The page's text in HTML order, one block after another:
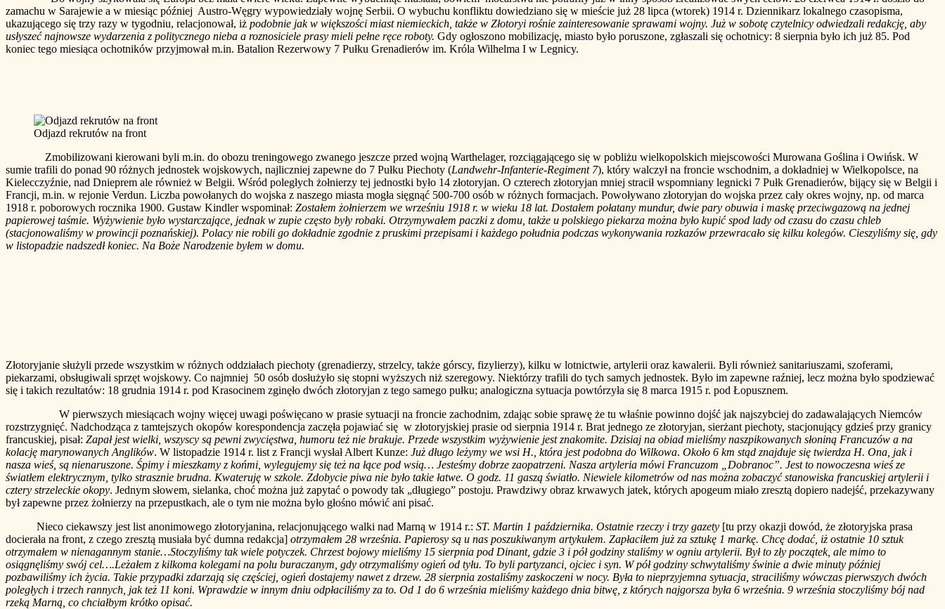
zamachu w Sarajewie a w miesiąc później Austro-Węgry wypowiedziały wojnę Serbii. O wybuchu konfliktu dowiedziano się w mieście już 28 lipca (wtorek) 1914 r. Dziennikarz lokalnego czasopisma,
ukazującego się trzy razy w tygodniu, relacjonował, iż podobnie jak w większości miast niemieckich, także w Złotoryi rośnie zainteresowanie sprawami wojny. Już w sobotę czytelnicy odwiedzali redakcję, aby
usłyszeć najnowsze wydarzenia z politycznego nieba a roznosiciele prasy mieli pełne ręce roboty. Gdy ogłoszono mobilizację, miasto było poruszone, zgłaszali się ochotnicy: 8 sierpnia było ich już 85. Pod
koniec tego miesiąca ochotników przyjmował m.in. Batalion Rezerwowy 7 Pułku Grenadierów im. Króla Wilhelma I w Legnicy.
Odjazd rekrutów na front
Zmobilizowani kierowani byli m.in. do obozu treningowego zwanego jeszcze przed wojną Warthelager, rozciągającego się w pobliżu wielkopolskich miejscowości Murowana Goślina i Owińsk. W
sumie trafili do ponad 90 różnych jednostek wojskowych, najliczniej zapewne do 7 Pułku Piechoty (Landwehr-Infanterie-Regiment 7), który walczył na froncie wschodnim, a dokładniej w Wielkopolsce, na
Kielecczyźnie, nad Dnieprem ale również w Belgii. Wśród poległych żołnierzy tej jednostki było 14 złotoryjan. O czterech złotoryjan mniej stracił wspomniany legnicki 7 Pułk Grenadierów, bijący się w Belgii i
Francji, m.in. w rejonie Verdun. Liczba powołanych do wojska z naszego miasta mogła sięgnąć 500-700 osób w różnych formacjach. Powoływano złotoryjan do wojska przez cały okres wojny, np. od marca
1918 r. poborowych rocznika 1900. Gustaw Kindler wspominał: Zostałem żołnierzem we wrześniu 1918 r. w wieku 18 lat. Dostałem połatany mundur, dwie pary obuwia i maskę przeciwgazową na jednej
papierowej taśmie. Wyżywienie było wystarczające, jednak w zupie często były robaki. Otrzymywałem paczki z domu, także u polskiego piekarza można było kupić spod lady od czasu do czasu chleb
(stacjonowaliśmy w prowincji poznańskiej). Polacy nie robili go dokładnie zgodnie z pruskimi przepisami i każdego południa podczas wykonywania rozkazów przewracało się kilku kolegów. Cieszyliśmy się, gdy
w listopadzie nadszedł koniec. Na Boże Narodzenie byłem w domu.
Złotoryjanie służyli przede wszystkim w różnych oddziałach piechoty (grenadierzy, strzelcy, także górscy, fizylierzy), kilku w lotnictwie, artylerii oraz kawalerii. Byli również sanitariuszami, szoferami,
piekarzami, obsługiwali sprzęt wojskowy. Co najmniej 50 osób dosłużyło się stopni wyższych niż szeregowy. Niektórzy trafili do tych samych jednostek. Było im zapewne raźniej, lecz można było spodziewać
się i takich rezultatów: 18 grudnia 1914 r. pod Krasocinem zginęło dwóch złotoryjan z tego samego pułku; analogiczna sytuacja powtórzyła się 8 marca 1915 r. pod Łopusznem.
W pierwszych miesiącach wojny więcej uwagi poświęcano w prasie sytuacji na froncie zachodnim, zdając sobie sprawę że tu właśnie powinno dojść jak najszybciej do zadawalających Niemców
rozstrzygnięć. Nadchodząca z tamtejszych okopów korespondencja zaczęła pojawiać się w złotoryjskiej prasie od sierpnia 1914 r. Brat jednego ze złotoryjan, sierżant piechoty, stacjonujący gdzieś przy granicy
francuskiej, pisał: Zapał jest wielki, wszyscy są pewni zwycięstwa, humoru też nie brakuje. Przede wszystkim wyżywienie jest znakomite. Dzisiaj na obiad mieliśmy naszpikowanych słoniną Francuzów a na
kolację marynowanych Anglików. W listopadzie 1914 r. list z Francji wysłał Albert Kunze: Już długo leżymy we wsi H., która jest podobna do Wilkowa. Około 6 km stąd znajduje się twierdza H. Ona, jak i
nasza wieś, są nienaruszone. Śpimy i mieszkamy z końmi, wylegujemy się też na łące pod wsią… Jesteśmy dobrze zaopatrzeni. Nasza artyleria mówi Francuzom „Dobranoc”. Jest to nowoczesna wieś ze
światłem elektrycznym, tylko strasznie brudna. Kwateruję w szkole. Zdobycie piwa nie było takie łatwe. O godz. 11 gaszą światło. Niewiele kilometrów od nas można zobaczyć stanowiska francuskiej artylerii i
cztery strzeleckie okopy. Jednym słowem, sielanka, choć można już zapytać o powody tak „długiego” postoju. Prawdziwy obraz krwawych jatek, których apogeum miało zresztą dopiero nadejść, przekazywany
był zapewne przez żołnierzy na przepustkach, ale o tym nie można było głośno mówić ani pisać.
Nieco ciekawszy jest list anonimowego złotoryjanina, relacjonującego walki nad Marną w 1914 r.: ST. Martin 1 października. Ostatnie rzeczy i trzy gazety [tu przy okazji dowód, że złotoryjska prasa
docierała na front, z czego zresztą musiała być dumna redakcja] otrzymałem 28 września. Papierosy są u nas poszukiwanym artykułem. Zapłaciłem już za sztukę 1 markę. Chcę dodać, iż ostatnie 10 sztuk
otrzymałem w nienagannym stanie…Stoczyliśmy tak wiele potyczek. Chrzest bojowy mieliśmy 15 sierpnia pod Dinant, gdzie 3 i pół godziny staliśmy w ogniu artylerii. Był to zły początek, ale mimo to
osiągnęliśmy swój cel….Leżałem z kilkoma kolegami na polu buraczanym, gdy otrzymaliśmy ogień od tyłu. To byli partyzanci, ojciec i syn. W pół godziny schwytaliśmy świnie a dwie minuty później
pozbawiliśmy ich życia. Takie przypadki zdarzają się częściej, ogień dostajemy nawet z drzew. 28 sierpnia zostaliśmy zaskoczeni w nocy. Była to nieprzyjemna sytuacja, straciliśmy wówczas pierwszych dwóch
poległych i trzech rannych, jak też 11 koni. Wprawdzie w innym dniu odpłaciliśmy za to. Od 1 do 6 września mieliśmy każdego dnia bitwę, z których najgorsza była 6 września. 9 września stoczyliśmy bój nad
rzeką Marną, co chciałbym krótko opisać.